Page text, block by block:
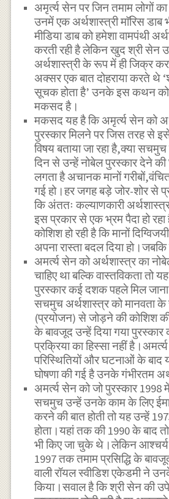
अमृर्त्य सेन पर जिन तमाम लोगों
उनमें एक अर्थशास्त्री माॅरिस डाब
मीडिया डाब को हमेशा वामपंथी
करती रही है लेकिन खुद श्री सेन
अर्थशास्त्री के रूप में ही जिक्र
अक्सर एक बात दोहराया करते थे
सूचक होता है’ उनके इस कथन को
मकसद है।
मकसद यह है कि अमृर्त्य सेन को
पुरस्कार मिलने पर जिस तरह से इसे
विषय बताया जा रहा है,क्या
दिन से उन्हें नोबेल पुरस्कार देने
लगता है अचानक मानों
गई हो।हर जगह बड़े जोर-शोर से
कि अंततः कल्याणकारी अर्थशास्त्र
इस प्रकार से एक भ्रम पैदा हो रहा
कोशिश हो रही है कि मानों
अपना रास्ता बदल दिया
अमर्त्य सेन को अर्थशास्त्र का
चाहिए था बल्कि वास्तविकता तो
पुरस्कार कई दशक पहले मिल जाना
सचमुच अर्थशास्त्र को मानवता के
(प्रयोजन) से जोड़ने की कोशिश
के बावजूद उन्हें दिया गया
प्रक्रिया का हिस्सा नहीं
परिस्थितियों और घटनाओं के बाद
घोषणा की गई है उनके गंभीरतम
अमर्त्य सेन को जो पुरस्कार 1998
सचमुच उन्हें उनके काम के लिए
करने की बात होती तो यह उन्हें
होता।यहां तक की 1990 के बाद
भी किए जा चुके थे।लेकिन आश्चर्य
1997 तक तमाम प्रसिद्धि के
वाली रॉयल स्वीडिश एकेडमी ने
किया।सवाल है कि श्री सेन की